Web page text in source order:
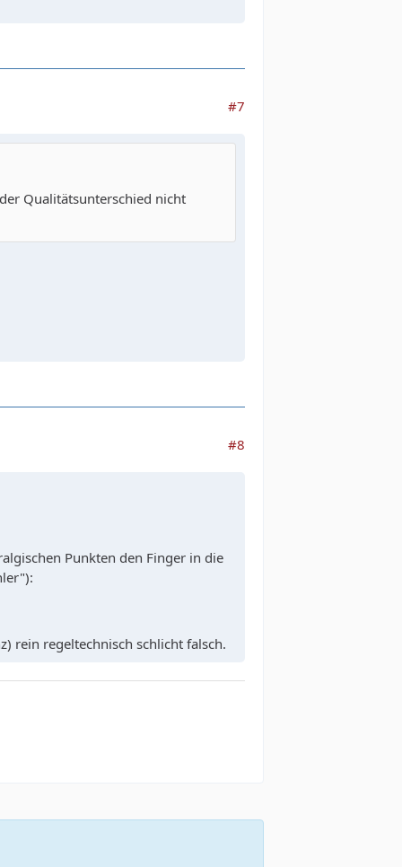
#7
Qualitätsunterschied nicht
#8
Punkten den Finger in die
rein regeltechnisch schlicht falsch.